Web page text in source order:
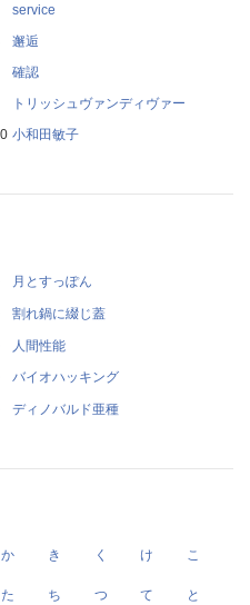
service
邂逅
確認
トリッシュヴァンディヴァー
小和田敏子
月とすっぽん
割れ鍋に綴じ蓋
人間性能
バイオハッキング
ディノバルド亜種
か き く け こ
た ち つ て と